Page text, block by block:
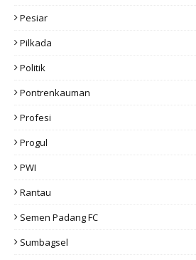
Pesiar
Pilkada
Politik
Pontrenkauman
Profesi
Progul
PWI
Rantau
Semen Padang FC
Sumbagsel